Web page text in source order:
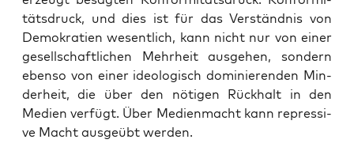
täts­druck, und dies ist für das Ver­ständ­nis von
Demo­kra­tien wesent­lich, kann nicht nur von einer
gesell­schaft­li­chen Mehr­heit aus­ge­hen, son­dern
eben­so von einer ideo­lo­gisch domi­nie­ren­den Min­
der­heit, die über den nöti­gen Rück­halt in den
Medi­en ver­fügt. Über Medi­en­macht kann repres­si­
ve Macht aus­ge­übt werden.